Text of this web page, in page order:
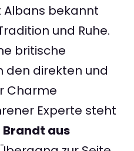
Albans bekannt
und Ruhe.
britische
den direkten und
Charme
Experte steht
aus